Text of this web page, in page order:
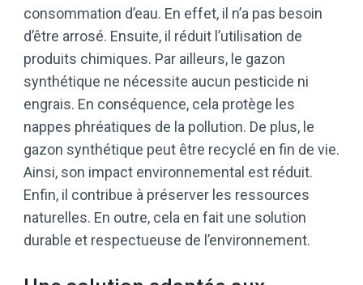
consommation d’eau. En effet, il n’a pas besoin
d’être arrosé. Ensuite, il réduit l’utilisation de
produits chimiques. Par ailleurs, le gazon
synthétique ne nécessite aucun pesticide ni
engrais. En conséquence, cela protège les
nappes phréatiques de la pollution. De plus, le
gazon synthétique peut être recyclé en fin de vie.
Ainsi, son impact environnemental est réduit.
Enfin, il contribue à préserver les ressources
naturelles. En outre, cela en fait une solution
durable et respectueuse de l’environnement.